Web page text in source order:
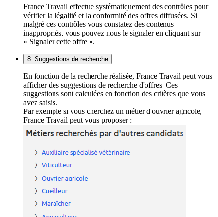
France Travail effectue systématiquement des contrôles pour
vérifier la légalité et la conformité des offres diffusées. Si
malgré ces contrôles vous constatez des contenus
inappropriés, vous pouvez nous le signaler en cliquant sur
« Signaler cette offre ».
8. Suggestions de recherche
En fonction de la recherche réalisée, France Travail peut vous
afficher des suggestions de recherche d'offres. Ces
suggestions sont calculées en fonction des critères que vous
avez saisis.
Par exemple si vous cherchez un métier d'ouvrier agricole,
France Travail peut vous proposer :